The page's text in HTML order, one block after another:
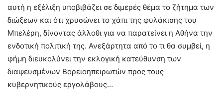
αυτή η εξέλιξη υποβιβάζει σε διμερές θέμα το ζήτημα των
διώξεων και ότι χρυσώνει το χάπι της φυλάκισης του
Μπελέρη, δίνοντας άλλοθι για να παρατείνει η Αθήνα την
ενδοτική πολιτική της. Ανεξάρτητα από το τι θα συμβεί, η
φήμη διευκολύνει την εκλογική κατεύθυνση των
διαψευσμένων Βορειοηπειρωτών προς τους
κυβερνητικούς εργολάβους…